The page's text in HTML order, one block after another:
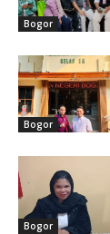
Bogor
Bogor
Bogor